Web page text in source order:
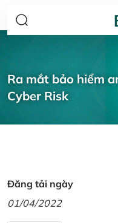
Ra mắt bảo hiểm
Cyber Risk
Đăng tải ngày
01/04/2022